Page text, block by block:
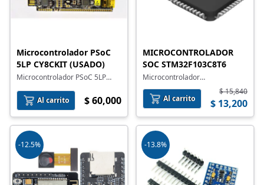
Microcontrolador PSoC
5LP CY8CKIT (USADO)
Microcontrolador PSoC 5LP
características probadas, 100%
funcional.
Al carrito $ 60,000
MICROCONTROLADOR
SOC STM32F103C8T6
Microcontrolador
STM32F103C8T6
Al carrito
$ 15,840
$ 13,200
-12.5% -13.8%